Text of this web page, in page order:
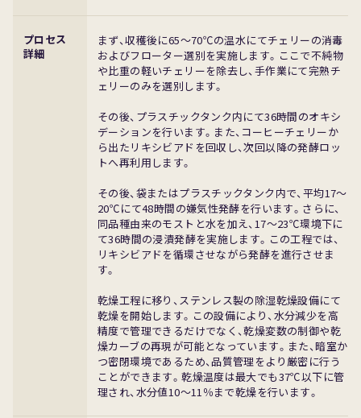
プロセス
詳細
まず、収穫後に65〜70℃の温水にてチェリーの消毒
およびフローター選別を実施します。ここで不純物
や比重の軽いチェリーを除去し、手作業にて完熟チ
ェリーのみを選別します。
その後、プラスチックタンク内にて36時間のオキシ
デーションを行います。また、コーヒーチェリーか
ら出たリキシビアドを回収し、次回以降の発酵ロッ
トへ再利用します。
その後、袋またはプラスチックタンク内で、平均17〜
20℃にて48時間の嫌気性発酵を行います。さらに、
同品種由来のモストと水を加え、17〜23℃環境下に
て36時間の浸漬発酵を実施します。この工程では、
リキシビアドを循環させながら発酵を進行させま
す。
乾燥工程に移り、ステンレス製の除湿乾燥設備にて
乾燥を開始します。この設備により、水分減少を高
精度で管理できるだけでなく、乾燥変数の制御や乾
燥カーブの再現が可能となっています。また、暗室か
つ密閉環境であるため、品質管理をより厳密に行う
ことができます。乾燥温度は最大でも37℃以下に管
理され、水分値10〜11％まで乾燥を行います。